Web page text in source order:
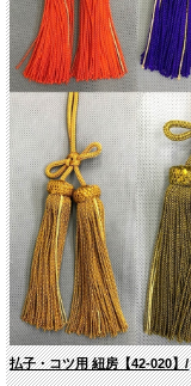
払子・コツ用 紐房【42-020】/